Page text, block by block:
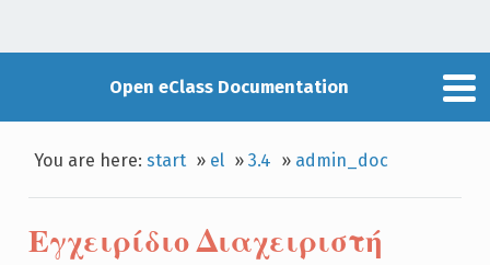
Open eClass Documentation
You are here:start » el »3.4 » admin_doc
Εγχειρίδιο Διαχειριστή